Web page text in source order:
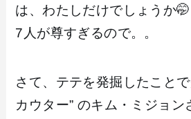
は、わたしだけでしょうか🤭
7人が尊すぎるので。。
さて、テテを発掘したこと
カウター” のキム・ミジョン